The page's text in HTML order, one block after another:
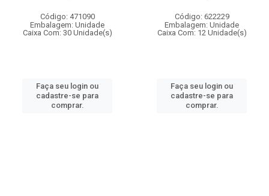
Código: 471090
Embalagem: Unidade
Caixa Com: 30 Unidade(s)
Faça seu login ou
cadastre-se para
comprar.
Código: 622229
Embalagem: Unidade
Caixa Com: 12 Unidade(s)
Faça seu login ou
cadastre-se para
comprar.